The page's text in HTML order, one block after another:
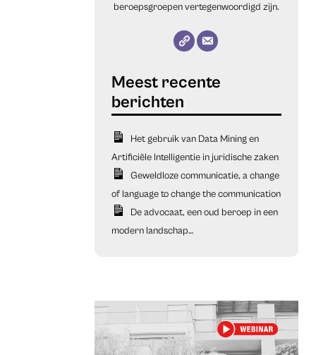
beroepsgroepen vertegenwoordigd zijn.
Het gebruik van Data Mining en
Artificiële Intelligentie in juridische zaken
Geweldloze communicatie, a change
of language to change the communication
De advocaat, een oud beroep in een
modern landschap…